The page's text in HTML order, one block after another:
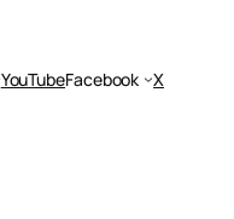
YouTubeFacebook X